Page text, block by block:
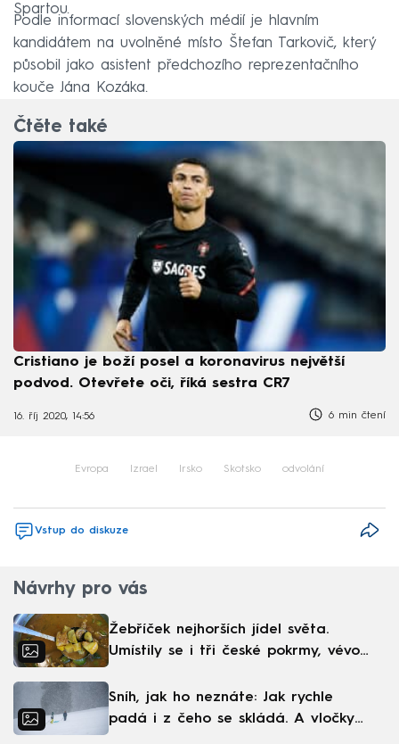
Spartou.
Podle informací slovenských médií je hlavním
kandidátem na uvolněné místo Štefan Tarkovič, který
působil jako asistent předchozího reprezentačního
kouče Jána Kozáka.
Čtěte také
Cristiano je boží posel a koronavirus největší
podvod. Otevřete oči, říká sestra CR7
16. říj 2020, 14:56 6 min čtení
Evropa Izrael Irsko Skotsko odvolání
Vstup do diskuze
Návrhy pro vás
Žebříček nejhorších jídel světa.
Umístily se i tři české pokrmy, vévodí
Sníh, jak ho neznáte: Jak rychle
padá i z čeho se skládá. A vločky